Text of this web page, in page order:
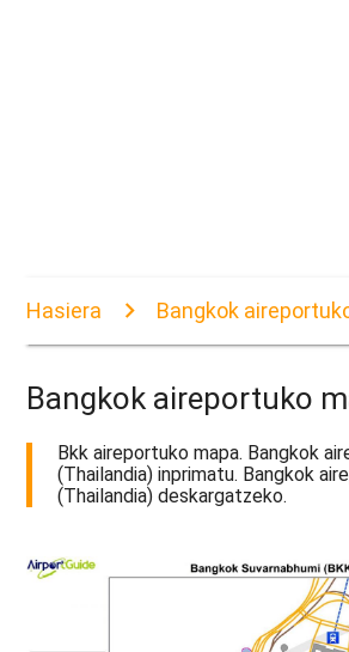
Hasiera Bangkok
Bangkok aireportuko
Bkk aireportuko mapa. Bangkok
(Thailandia) inprimatu. Bangkok
(Thailandia) deskargatzeko.